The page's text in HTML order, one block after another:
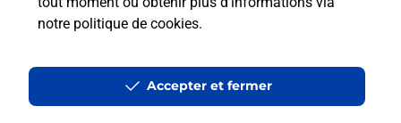
notre politique de cookies.
Accepter et fermer
MONTLOUIS SUR LOIRE
Code Bateau